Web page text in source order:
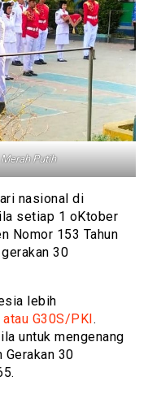
Putih
nasional di
setiap 1 oKtober
Nomor 153 Tahun
30
lebih
atau G30S/PKI.
untuk mengenang
Gerakan 30